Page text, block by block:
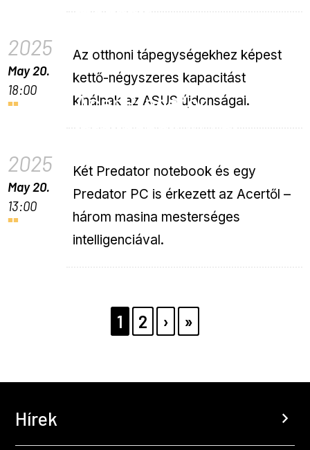
2025
May 20.
18:00
Az otthoni tápegységekhez képest
kettő-négyszeres kapacitást
kínálnak az ASUS újdonságai.
2025
May 20.
13:00
Acer Predator
Két Predator notebook és egy
Predator PC is érkezett az Acertől –
három masina mesterséges
intelligenciával.
PAGE
1 PAGE
2
KÖVETKEZŐ
OLDAL
›
UTOLSÓ
OLDAL
»
Hírek chevron_right